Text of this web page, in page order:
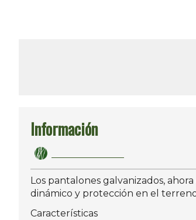
Información
Los pantalones galvanizados,
dinámico y protección en el
Características